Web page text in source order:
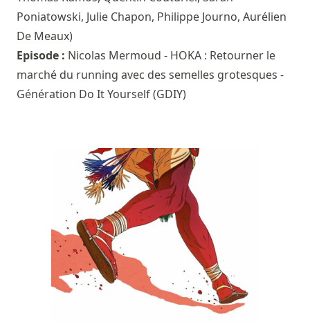
Poniatowski, Julie Chapon, Philippe Journo, Aurélien
De Meaux)
Episode : Nicolas Mermoud - HOKA : Retourner le
marché du running avec des semelles grotesques -
Génération Do It Yourself (GDIY)